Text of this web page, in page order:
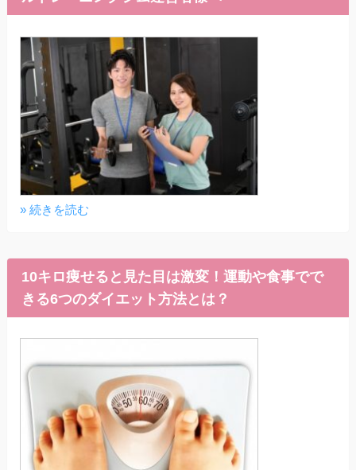
» 続きを読む
10キロ痩せると見た目は激変！運動や食事でで
きる6つのダイエット方法とは？